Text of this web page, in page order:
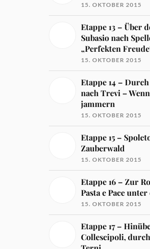
15. OKTOBER 2015
Etappe 13 – Über
Subasio nach
„Perfekten
15. OKTOBER 2015
Etappe 14 –
nach Trevi –
jammern
15. OKTOBER 2015
Etappe 15 –
Zauberwald
15. OKTOBER 2015
Etappe 16 – Zur
Pasta e Pace
15. OKTOBER 2015
Etappe 17 –
Collescipoli,